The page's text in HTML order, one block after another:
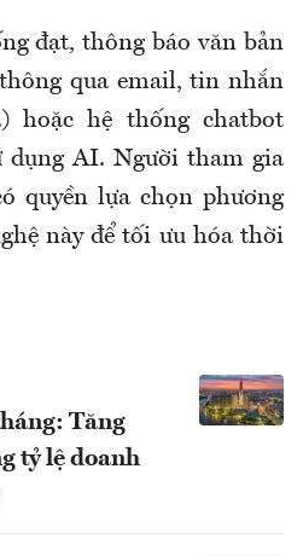
đạt, thông báo văn bản
qua email, tin nhắn
hoặc hệ thống chatbot
dụng AI. Người tham gia
quyền lựa chọn phương
này để tối ưu hóa thời
Tăng
tỷ lệ doanh